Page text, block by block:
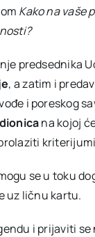
Kako na vaše
predsednika
, a zatim i
i poreskog
na kojoj
se u toku
uz ličnu kartu.
i prijaviti se